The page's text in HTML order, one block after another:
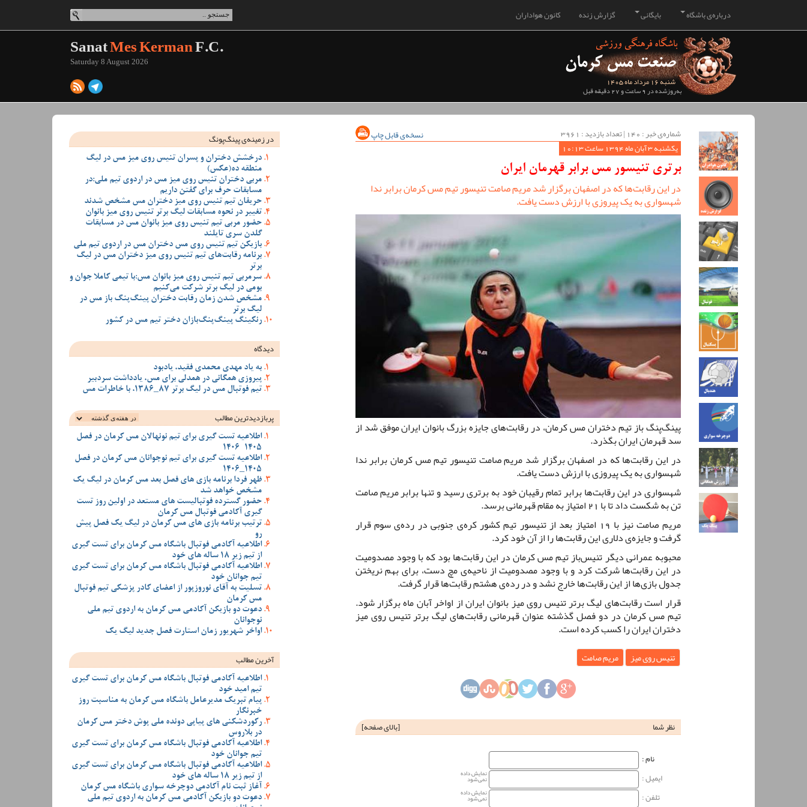
کانون هواداران گزارش زنده بایگانی درباره‌ی باشگاه
شنبه 16 مرداد ماه 1405
به‌روزشده در 9 ساعت و 27 دقیقه قبل
SanatMes KermanF.C.
Saturday 8 August 2026
شماره‌ی خبر : ‌140 | تعداد بازدید : 3961
نسخه‌ی قابل چاپ
یکشنبه 3 آبان ماه 1394 ساعت 10:13
برتری تنیسور مس برابر قهرمان ایران
در این رقابت‌ها که در اصفهان برگزار شد مریم صامت تنیسور تیم مس کرمان برابر ندا
شهسواری به یک پیروزی با ارزش دست یافت.
پینگ‌پنگ باز تیم دختران مس کرمان، در رقابت‌های جایزه بزرگ بانوان ایران موفق شد از
سد قهرمان ایران بگذرد.
در این رقابت‌ها که در اصفهان برگزار شد مریم صامت تنیسور تیم مس کرمان برابر ندا
شهسواری به یک پیروزی با ارزش دست یافت.
شهسواری در این رقابت‌ها برابر تمام رقیبان خود به برتری رسید و تنها برابر مریم صامت
تن به شکست داد تا با 21 امتیاز به مقام قهرمانی برسد.
مریم صامت نیز با 19 امتیاز بعد از تنیسور تیم کشور کره‌ی جنوبی در رده‌ی سوم قرار
گرفت و جایزه‌ی دلاری این رقابت‌ها را از آن خود کرد.
محبوبه عمرانی دیگر تنیس‌باز تیم مس کرمان در این رقابت‌ها بود که با وجود مصدومیت
در این رقابت‌ها شرکت کرد و با وجود مصدومیت از ناحیه‌ی مچ دست، برای بهم نریختن
جدول بازی‌ها از این رقابت‌ها خارج نشد و در رده‌ی هشتم رقابت‌ها قرار گرفت.
قرار است رقابت‌های لیگ برتر تنیس روی میز بانوان ایران از اواخر آبان ماه برگزار شود.
تیم مس کرمان در دو فصل گذشته عنوان قهرمانی رقابت‌های لیگ برتر تنیس روی میز
دختران ایران را کسب کرده است.
تنیس روی میز مریم صامت
نظر شما [بالای صفحه]
نام‌ :
ایمیل :
نمایش داده
نمی‌شود
تلفن : نمایش داده
نمی‌شود
در زمینه‌ی پینگ‌پونگ
درخشش دختران و پسران تنیس روی میز مس در لیگ
منطقه ده(عکس)
مربی دختران تنیس روی میز مس در اردوی تیم ملی:در
مسابقات حرف برای گفتن داریم
حریفان تیم تنیس روی میز دختران مس مشخص شدند
تغییر در نحوه مسابقات لیگ برتر تنیس روی میز بانوان
حضور مربی تیم تنیس روی میز بانوان مس در مسابقات
گلدن سری تایلند
بازیکن تیم تنیس روی مس دختران مس در اردوی تیم ملی
برنامه رقابت‌های تیم تنیس روی میز دختران مس در لیگ
برتر
سرمربی تیم تنیس روی میز بانوان مس:با تیمی کاملا جوان و
بومی در لیگ برتر شرکت می‌کنیم
مشخص شدن زمان رقابت دختران پینگ‌پنگ باز مس در
لیگ برتر
رنکینگ پینگ‌پنگ‌بازان دختر تیم مس در کشور
دیدگاه
به یاد مهدی محمدی فقید، یادبود
پیروزی همگانی در همدلی برای مس، یادداشت سردبیر
تیم فوتبال مس در لیگ برتر 87_1386، با خاطرات مس
پربازدیدترین‌ مطالب
اطلاعیه تست گیری برای تیم نونهالان مس کرمان در فصل
1405-1406
اطلاعیه تست گیری برای تیم نوجوانان مس کرمان در فصل
1405_1406
ظهر فردا برنامه بازی های فصل بعد مس کرمان در لیگ یک
مشخص خواهد شد
حضور گسترده فوتبالیست های مستعد در اولین روز تست
گیری آکادمی فوتبال مس کرمان
ترتیب برنامه بازی های مس کرمان در لیگ یک فصل پیش
رو
اطلاعیه آکادمی فوتبال باشگاه مس کرمان برای تست گیری
از تیم زیر 18 ساله های خود
اطلاعیه آکادمی فوتبال باشگاه مس کرمان برای تست گیری
تیم جوانان خود
تسلیت به آقای نوروزپور از اعضای کادر پزشکی تیم فوتبال
مس کرمان
دعوت دو بازیکن آکادمی مس کرمان به اردوی تیم ملی
نوجوانان
اواخر شهریور زمان استارت فصل جدید لیگ یک
آخرین مطالب
اطلاعیه آکادمی فوتبال باشگاه مس کرمان برای تست گیری
تیم امید خود
پیام تبریک مدیرعامل باشگاه مس کرمان به مناسبت روز
خبرنگار
رکوردشکنی های پیاپی دونده ملی پوش دختر مس کرمان
در بلاروس
اطلاعیه آکادمی فوتبال باشگاه مس کرمان برای تست گیری
تیم جوانان خود
اطلاعیه آکادمی فوتبال باشگاه مس کرمان برای تست گیری
از تیم زیر 18 ساله های خود
آغاز ثبت نام آکادمی دوچرخه سواری باشگاه مس کرمان
دعوت دو بازیکن آکادمی مس کرمان به اردوی تیم ملی